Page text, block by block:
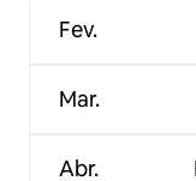
Fev.
Mar.
Abr.